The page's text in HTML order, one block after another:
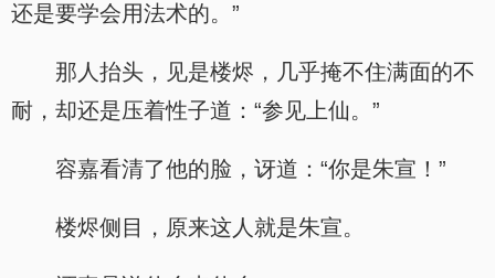
还是要学会用法术的。”
那人抬头，见是楼烬，几乎掩不住满面的不
耐，却还是压着性子道：“参见上仙。”
容嘉看清了他的脸，讶道：“你是朱宣！”
楼烬侧目，原来这人就是朱宣。